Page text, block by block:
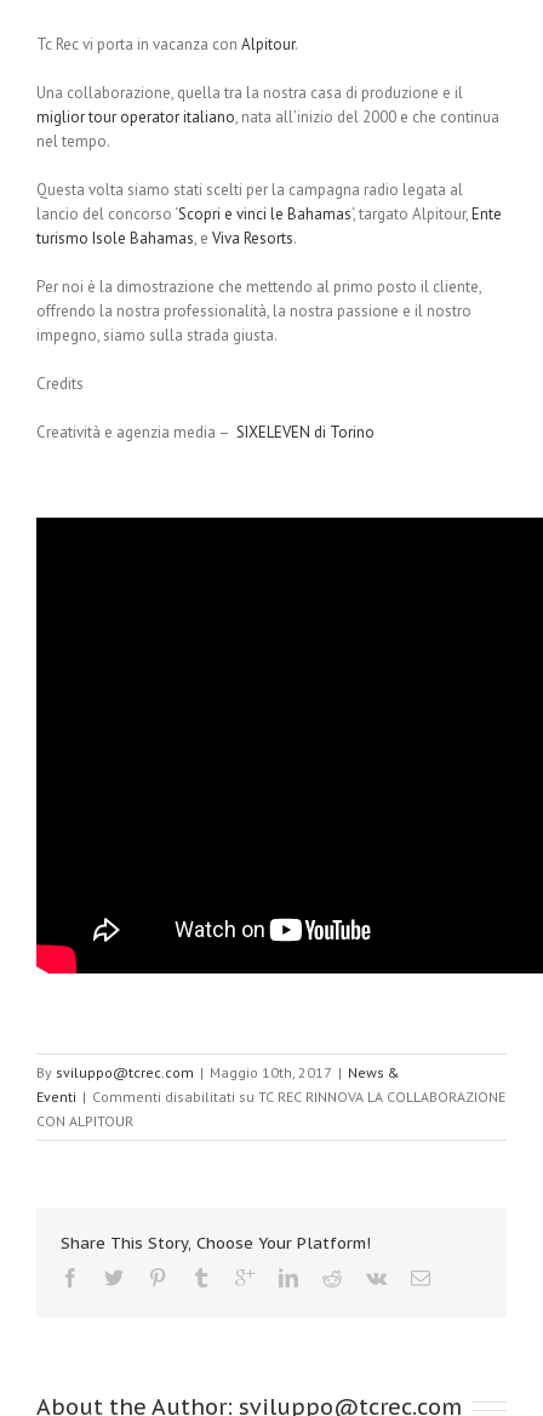
Tc Rec vi porta in vacanza con Alpitour.
Una collaborazione, quella tra la nostra casa di produzione e il
miglior tour operator italiano, nata all’inizio del 2000 e che continua
nel tempo.
Questa volta siamo stati scelti per la campagna radio legata al
lancio del concorso ‘Scopri e vinci le Bahamas‘, targato Alpitour,Ente
turismo Isole Bahamas, e Viva Resorts.
Per noi è la dimostrazione che mettendo al primo posto il cliente,
offrendo la nostra professionalità, la nostra passione e il nostro
impegno, siamo sulla strada giusta.
Credits
Creatività e agenzia media – SIXELEVEN di Torino
By sviluppo@tcrec.com | Maggio 10th, 2017 | News &
Eventi | Commenti disabilitati su TC REC RINNOVA LA COLLABORAZIONE
CON ALPITOUR
Share This Story, Choose Your Platform!
About the Author: sviluppo@tcrec.com